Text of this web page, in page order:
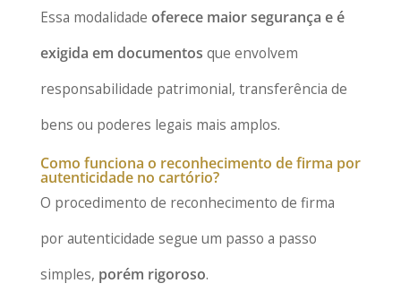
Essa modalidade oferece maior segurança e é
exigida em documentos que envolvem
responsabilidade patrimonial, transferência de
bens ou poderes legais mais amplos.
Como funciona o reconhecimento de firma por
autenticidade no cartório?
O procedimento de reconhecimento de firma
por autenticidade segue um passo a passo
simples, porém rigoroso.